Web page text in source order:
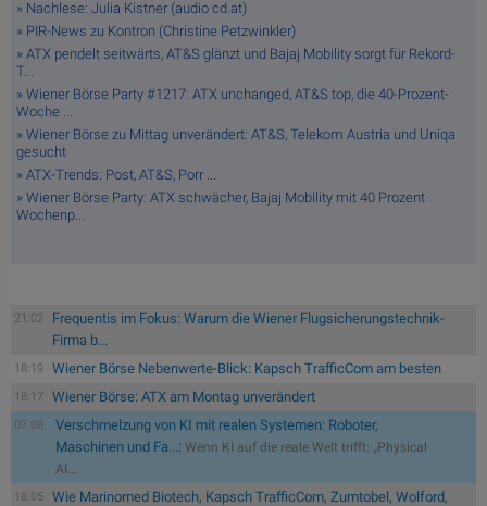
» Nachlese: Julia Kistner (audio cd.at)
» PIR-News zu Kontron (Christine Petzwinkler)
» ATX pendelt seitwärts, AT&S glänzt und Bajaj Mobility sorgt für Rekord-
T...
» Wiener Börse Party #1217: ATX unchanged, AT&S top, die 40-Prozent-
Woche ...
» Wiener Börse zu Mittag unverändert: AT&S, Telekom Austria und Uniqa
gesucht
» ATX-Trends: Post, AT&S, Porr ...
» Wiener Börse Party: ATX schwächer, Bajaj Mobility mit 40 Prozent
Wochenp...
21:02
Frequentis im Fokus: Warum die Wiener Flugsicherungstechnik-
Firma b...
18:19 Wiener Börse Nebenwerte-Blick: Kapsch TrafficCom am besten
18:17 Wiener Börse: ATX am Montag unverändert
07.08.
Verschmelzung von KI mit realen Systemen: Roboter,
Maschinen und Fa...: Wenn KI auf die reale Welt trifft: „Physical
AI...
18:05
Wie Marinomed Biotech, Kapsch TrafficCom, Zumtobel, Wolford,